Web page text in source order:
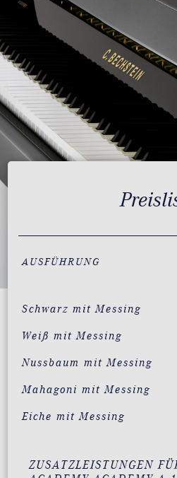
AUSFÜHRUNG
Schwarz mit Messing
Weiß mit Messing
Nussbaum mit Messing
Mahagoni mit Messing
Eiche mit Messing
ZUSATZLEISTUNGEN